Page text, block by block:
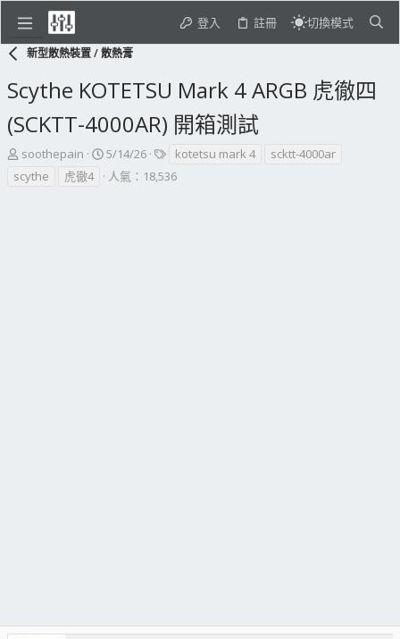
登入 註冊 切換模式
新型散熱裝置 / 散熱膏
Scythe KOTETSU Mark 4 ARGB 虎徹四
(SCKTT-4000AR) 開箱測試
主
發
soothepain
開
始
5/14/26
標
籤
kotetsu mark 4
scktt-4000ar
scythe
虎徹4 人氣：18,536